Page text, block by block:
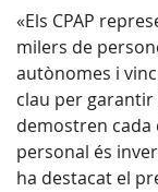
«Els CPAP
milers de
autònomes i
clau per
demostren
personal és
ha destacat el